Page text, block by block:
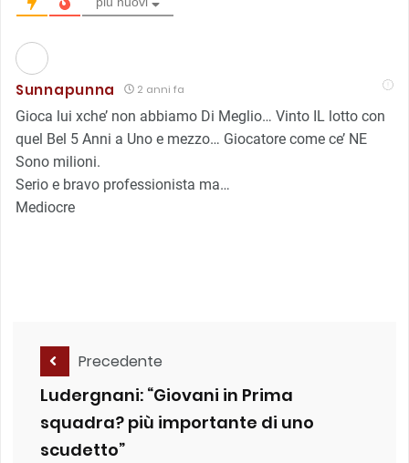
Sunnapunna 2 anni fa
Gioca lui xche’ non abbiamo Di Meglio… Vinto IL lotto con
quel Bel 5 Anni a Uno e mezzo… Giocatore come ce’ NE
Sono milioni.
Serio e bravo professionista ma…
Mediocre
Precedente
Ludergnani: “Giovani in Prima
squadra? più importante di uno
scudetto”